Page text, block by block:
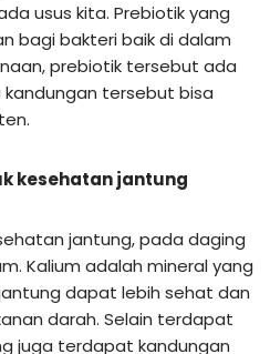
usus kita. Prebiotik yang
bagi bakteri baik di dalam
prebiotik tersebut ada
tersebut bisa
kesehatan jantung
jantung, pada daging
Kalium adalah mineral yang
dapat lebih sehat dan
darah. Selain terdapat
juga terdapat kandungan